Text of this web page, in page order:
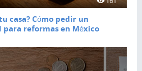
casa? Cómo pedir un
para reformas en México